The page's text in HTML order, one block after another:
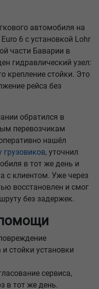
автомобиля на
6 с установкой Lohr
части Баварии в
гидравлический узел:
крепление стойки. Это
рейса без
обратился в
перевозчикам
нашёл
грузовиков, уточнил
в тот же день и
с клиентом. Уже через
восстановлен и смог
без задержек.
стойки установки
сервиса,
в тот же день.